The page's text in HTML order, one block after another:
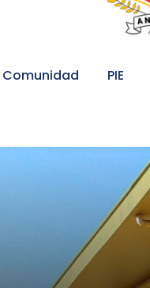
Comunidad PIE